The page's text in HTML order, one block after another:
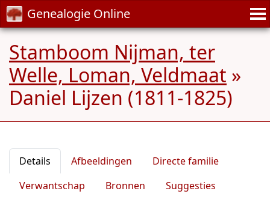
Genealogie Online
Stamboom Nijman, ter
Welle, Loman, Veldmaat »
Daniel Lijzen (1811-1825)
Details Afbeeldingen
Directe familie
Verwantschap
Bronnen
Suggesties